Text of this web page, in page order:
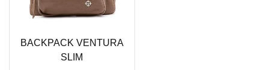
BACKPACK VENTURA
SLIM